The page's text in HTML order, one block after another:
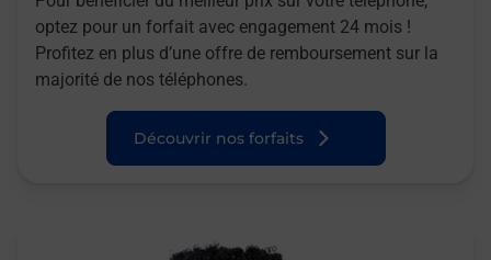
optez pour un forfait avec engagement 24 mois !
Profitez en plus d’une offre de remboursement sur la
majorité de nos téléphones.
Découvrir nos forfaits